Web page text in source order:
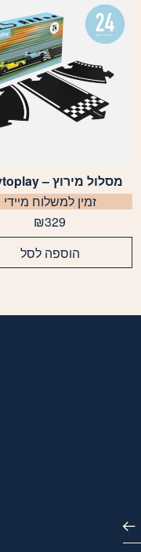
מסלול מירוץ – Waytoplay
זמין למשלוח מיידי
₪329
הוספה לסל